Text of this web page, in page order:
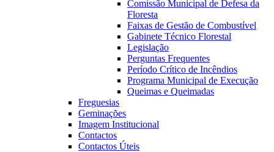
Comissão Municipal de Defesa da
Floresta
Faixas de Gestão de Combustível
Gabinete Técnico Florestal
Legislação
Perguntas Frequentes
Período Crítico de Incêndios
Programa Municipal de Execução
Queimas e Queimadas
Freguesias
Geminações
Imagem Institucional
Contactos
Contactos Úteis